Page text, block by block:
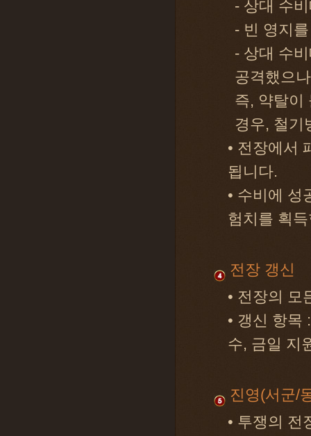
- 상대 수
- 빈 영지
- 상대 수
공격했으
즉, 약탈이
경우, 철기
• 전장에서
됩니다.
• 수비에 성
험치를 획
전장 갱신
• 전장의 모
• 갱신 항목
수, 금일 지
진영(서군/
• 투쟁의 전